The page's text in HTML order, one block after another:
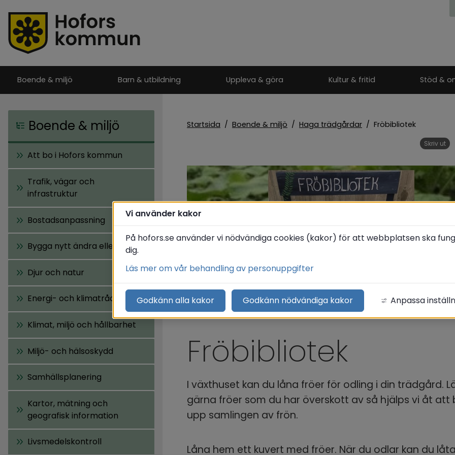
Boende & miljö Barn & utbildning Uppleva & göra Kultur & fritid Stöd &
Boende & miljö
Att bo i Hofors kommun
Trafik, vägar och
infrastruktur
Bostadsanpassning
Bygga nytt ändra eller riva
Djur och natur
Energi- och klimatrådgivning
Klimat, miljö och hållbarhet
Miljö- och hälsoskydd
Samhällsplanering
Kartor, mätning och
geografisk information
Livsmedelskontroll
Startsida / Boende & miljö / Haga trädgårdar / Fröbibliotek
Skriv ut
Fröbibliotek
I växthuset kan du låna fröer för odling i din trädgård.
gärna fröer som du har överskott av så hjälps vi åt att
upp samlingen av frön.
Låna hem ett kuvert med fröer. När du odlar kan du
Vi använder kakor
På hofors.se använder vi nödvändiga cookies (kakor) för att webbplatsen ska
dig.
Läs mer om vår behandling av personuppgifter
Godkänn alla kakor Godkänn nödvändiga kakor Anpassa